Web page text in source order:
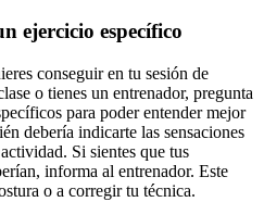
ejercicio específico
conseguir en tu sesión de
o tienes un entrenador, pregunta
para poder entender mejor
debería indicarte las sensaciones
Si sientes que tus
informa al entrenador. Este
o a corregir tu técnica.